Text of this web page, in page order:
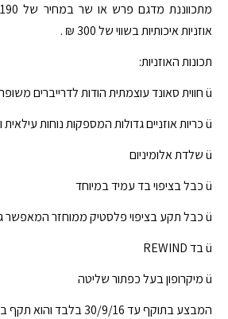
אוזניות איכותיות בשווי של 300 ₪ .
תכונות האוזניות:
ü חווית סאונד עוצמתית הודות לדרייברים משופרים 50מ"מ.
ü כריות אוזניים גדולות המספקות נוחות עילאית והתאמה לסטייל האישי
ü שלדת אלומיניום
ü כבל בציפוי בד עמיד במיוחד
ü כבל תקע בציפוי פלסטיק ממוחזר המאפשר גמישות
ü בד REWIND
ü מיקרופון בעל כפתור שליטה
המבצע בתוקף עד 30/9/16 בלבד והוא תקף בכל סניפי הרשת .